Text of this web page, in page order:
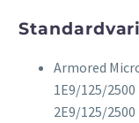
Armored
1E9/125/2500
2E9/125/2500